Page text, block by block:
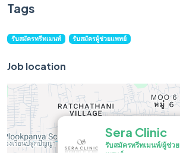
Tags
รับสมัครทรีทเมนท์ รับสมัครผู้ช่วยแพทย์
Job location
Sera Clinic
รับสมัครทรีทเมนท์/ผู้ช่วย